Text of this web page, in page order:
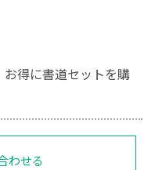
得に書道セットを購
わせる